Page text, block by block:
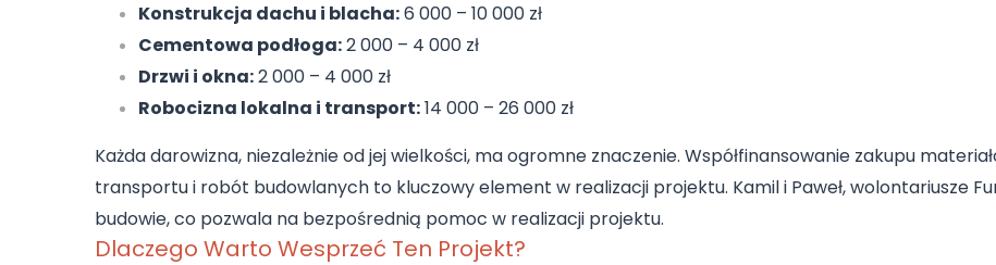
Konstrukcja dachu i blacha:6 000 – 10 000 zł
Cementowa podłoga:2 000 – 4 000 zł
Drzwi i okna:2 000 – 4 000 zł
Robocizna lokalna i transport:14 000 – 26 000 zł
Każda darowizna, niezależnie od jej wielkości, ma ogromne znaczenie. Współfinansowanie zakupu
transportu i robót budowlanych to kluczowy element w realizacji projektu. Kamil i Paweł, wolontariusze
budowie, co pozwala na bezpośrednią pomoc w realizacji projektu.
Dlaczego Warto Wesprzeć Ten Projekt?